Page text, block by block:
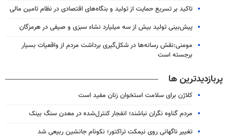
تاکید بر تسریع حمایت از تولید و بنگاه‌های اقتصادی در نظام تامین مالی
پیش‌بینی تولید بیش از سه میلیارد نشاء سبزی و صیفی در هرمزگان
مومنی:نقش رسانه‌ها در شکل‌گیری برداشت مردم از واقعیات بسیار
برجسته است
پربازدیدترین ها
کلاژن برای سلامت استخوان زنان مفید است
مردم گناوه نگران نباشند؛ انفجار کنترل‌شده در معدن سنگ بینک
تغییر ناگهانی روی نیمکت تراکتور؛ نکونام جانشین ربیعی شد